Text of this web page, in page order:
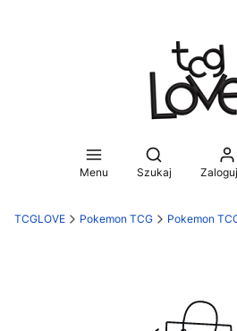
Menu
Otwórz
Szukaj
TCGLOVE Pokemon TCG Pokemon